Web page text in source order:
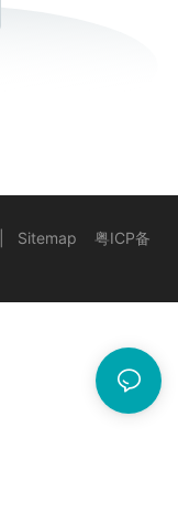
Sitemap
粤ICP备